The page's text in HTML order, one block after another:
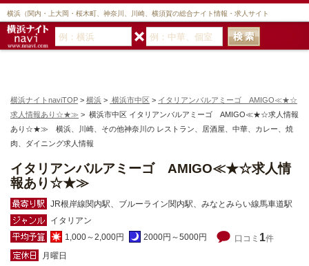
横浜（関内・上大岡・桜木町、神奈川、川崎、横須賀の総合ナイト情報・求人サイト
横浜ナイトnaviTOP > 横浜 > 横浜市中区 > イタリアンバルアミーゴ AMIGO≪★☆
求人情報あり☆★≫ > 横浜市中区 イタリアンバルアミーゴ AMIGO≪★☆求人情報
あり☆★≫ 横浜、川崎、その他神奈川の レストラン、居酒屋、中華、カレー、焼
肉、ダイニング求人情報
イタリアンバルアミーゴ AMIGO≪★☆求人情
報あり☆★≫
JR根岸線関内駅、ブルーライン関内駅、みなとみらい線馬車道駅
イタリアン
1,000～2,000円
2000円～5000円 口コミ 1件
月曜日